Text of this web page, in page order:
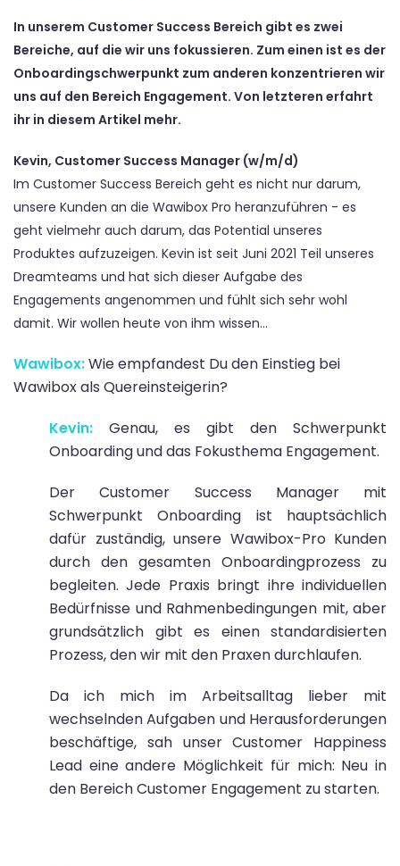
In unserem Customer Success Bereich gibt es zwei
Bereiche, auf die wir uns fokussieren. Zum einen ist es der
Onboardingschwerpunkt zum anderen konzentrieren wir
uns auf den Bereich Engagement. Von letzteren erfahrt
ihr in diesem Artikel mehr.
Kevin, Customer Success Manager (w/m/d)
Im Customer Success Bereich geht es nicht nur darum,
unsere Kunden an die Wawibox Pro heranzuführen - es
geht vielmehr auch darum, das Potential unseres
Produktes aufzuzeigen. Kevin ist seit Juni 2021 Teil unseres
Dreamteams und hat sich dieser Aufgabe des
Engagements angenommen und fühlt sich sehr wohl
damit. Wir wollen heute von ihm wissen...
Wawibox:Wie empfandest Du den Einstieg bei
Wawibox als Quereinsteigerin?
Kevin: Genau, es gibt den Schwerpunkt
Onboarding und das Fokusthema Engagement.
Der Customer Success Manager mit
Schwerpunkt Onboarding ist hauptsächlich
dafür zuständig, unsere Wawibox-Pro Kunden
durch den gesamten Onboardingprozess zu
begleiten. Jede Praxis bringt ihre individuellen
Bedürfnisse und Rahmenbedingungen mit, aber
grundsätzlich gibt es einen standardisierten
Prozess, den wir mit den Praxen durchlaufen.
Da ich mich im Arbeitsalltag lieber mit
wechselnden Aufgaben und Herausforderungen
beschäftige, sah unser Customer Happiness
Lead eine andere Möglichkeit für mich: Neu in
den Bereich Customer Engagement zu starten.